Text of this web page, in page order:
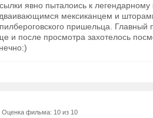
явно пыталоись к легендарному
мексиканцем и
пришельца.
и после просмотра захотелось
Оценка фильма: 10 из 10